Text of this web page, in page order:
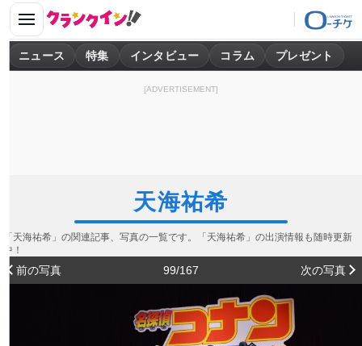
ニュース 特集 インタビュー コラム プレゼント
[ADVERTISEMENT]
天海祐希
「天海祐希」の関連記事、写真の一覧です。「天海祐希」の出演情報も随時更新
中！
前の写真 99/167 次の写真